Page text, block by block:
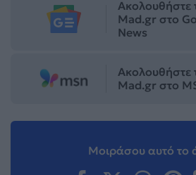
Ακολουθήστε
Mad.gr στο
News
Ακολουθήστε
Mad.gr στο
Μοιράσου αυτό το